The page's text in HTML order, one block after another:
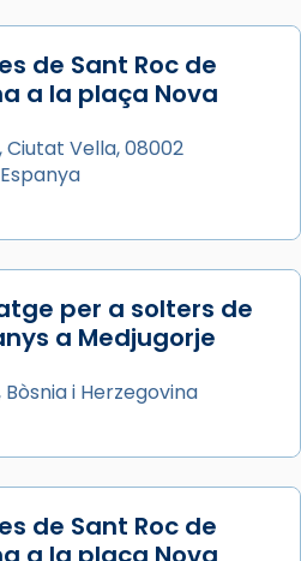
de sant Cugat, a
sorgeix la tradició
(“relatiu a Júlia”) i
a Semprònia =
seves. I l’any 1667, el
afirma en una obra
de l’antiga Iluro.
les relíq
de Sant Roc de
a la plaça Nova
Ciutat Vella, 08002
per a solters de
a Medjugorje
i Herzegovina
de Sant Roc de